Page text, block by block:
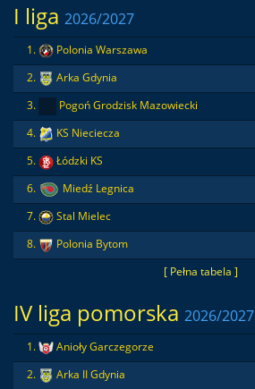
I liga 2026/2027
[ Pełna tabela ]
1. Polonia Warszawa
2.
Arka Gdynia
3.
Pogoń Grodzisk Mazowiecki
4.
KS Nieciecza
5.
Łódzki KS
6.
Miedź Legnica
7.
Stal Mielec
8.
Polonia Bytom
IV liga pomorska 2026/2027
1. Anioły Garczegorze
2.
Arka II Gdynia